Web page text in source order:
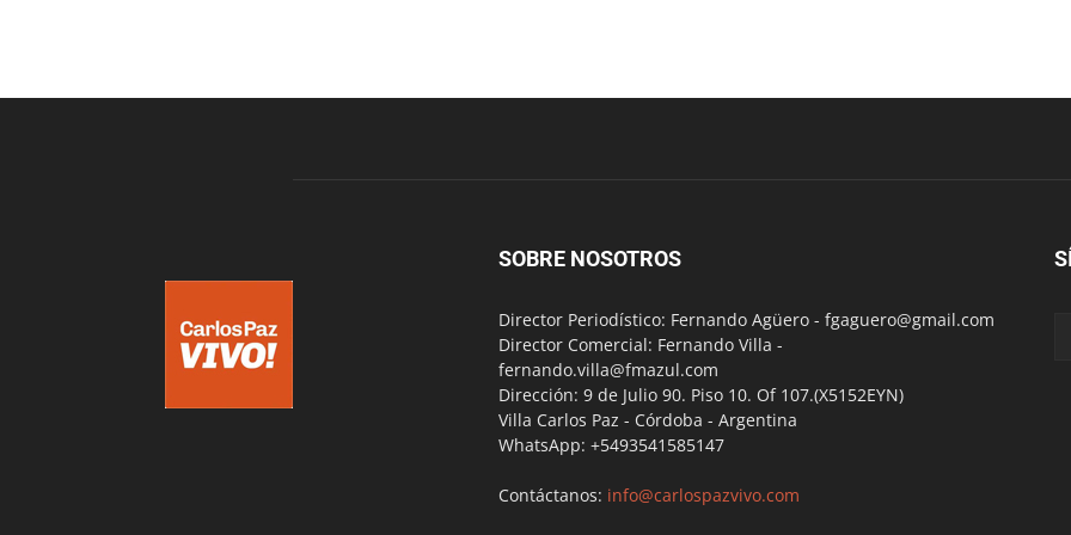
SOBRE NOSOTROS
Director Periodístico: Fernando Agüero - fgaguero@gmail.com
Director Comercial: Fernando Villa -
fernando.villa@fmazul.com
Dirección: 9 de Julio 90. Piso 10. Of 107.(X5152EYN)
Villa Carlos Paz - Córdoba - Argentina
WhatsApp: +5493541585147
Contáctanos: info@carlospazvivo.com